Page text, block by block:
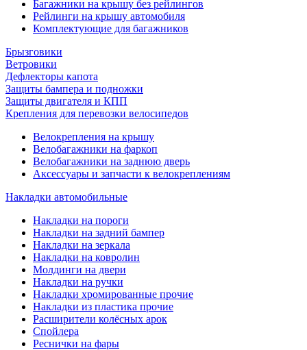
Багажники на крышу без рейлингов
Рейлинги на крышу автомобиля
Комплектующие для багажников
Брызговики
Ветровики
Дефлекторы капота
Защиты бампера и подножки
Защиты двигателя и КПП
Крепления для перевозки велосипедов
Велокрепления на крышу
Велобагажники на фаркоп
Велобагажники на заднюю дверь
Аксессуары и запчасти к велокреплениям
Накладки автомобильные
Накладки на пороги
Накладки на задний бампер
Накладки на зеркала
Накладки на ковролин
Молдинги на двери
Накладки на ручки
Накладки хромированные прочие
Накладки из пластика прочие
Расширители колёсных арок
Спойлера
Реснички на фары